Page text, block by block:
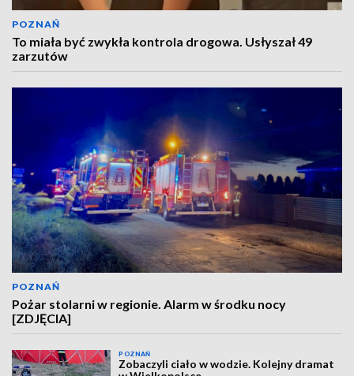
POZNAŃ
To miała być zwykła kontrola drogowa. Usłyszał 49
zarzutów
POZNAŃ
Pożar stolarni w regionie. Alarm w środku nocy
[ZDJĘCIA]
POZNAŃ
Zobaczyli ciało w wodzie. Kolejny dramat